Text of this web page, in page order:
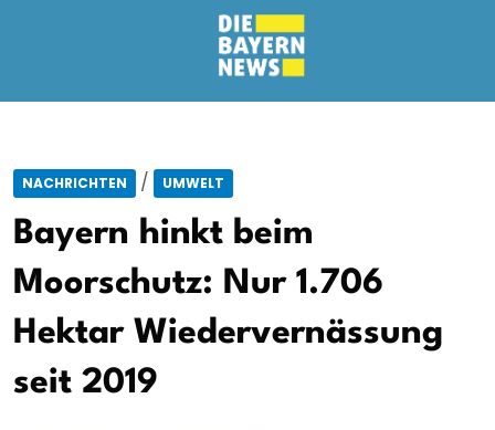
NACHRICHTEN / UMWELT
Bayern hinkt beim
Moorschutz: Nur 1.706
Hektar Wiedervernässung
seit 2019